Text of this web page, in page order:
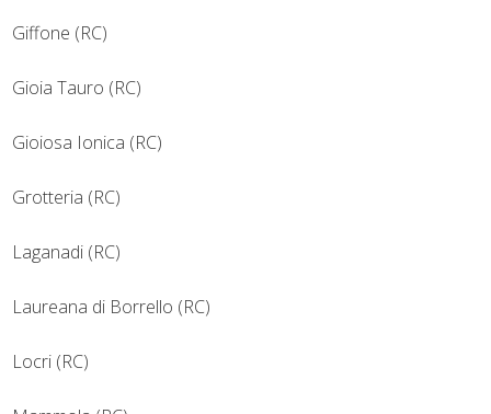
Giffone (RC)
Gioia Tauro (RC)
Gioiosa Ionica (RC)
Grotteria (RC)
Laganadi (RC)
Laureana di Borrello (RC)
Locri (RC)